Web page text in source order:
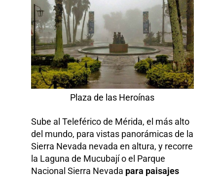
Plaza de las Heroínas
Sube al Teleférico de Mérida, el más alto
del mundo, para vistas panorámicas de la
Sierra Nevada nevada en altura, y recorre
la Laguna de Mucubají o el Parque
Nacional Sierra Nevada para paisajes